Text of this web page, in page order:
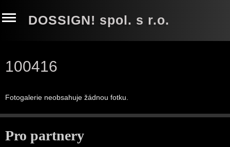
DOSSIGN! spol. s r.o.
100416
Fotogalerie neobsahuje žádnou fotku.
Pro partnery